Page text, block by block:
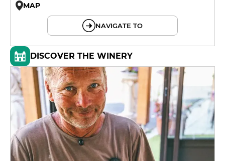
MAP
NAVIGATE TO
DISCOVER THE WINERY